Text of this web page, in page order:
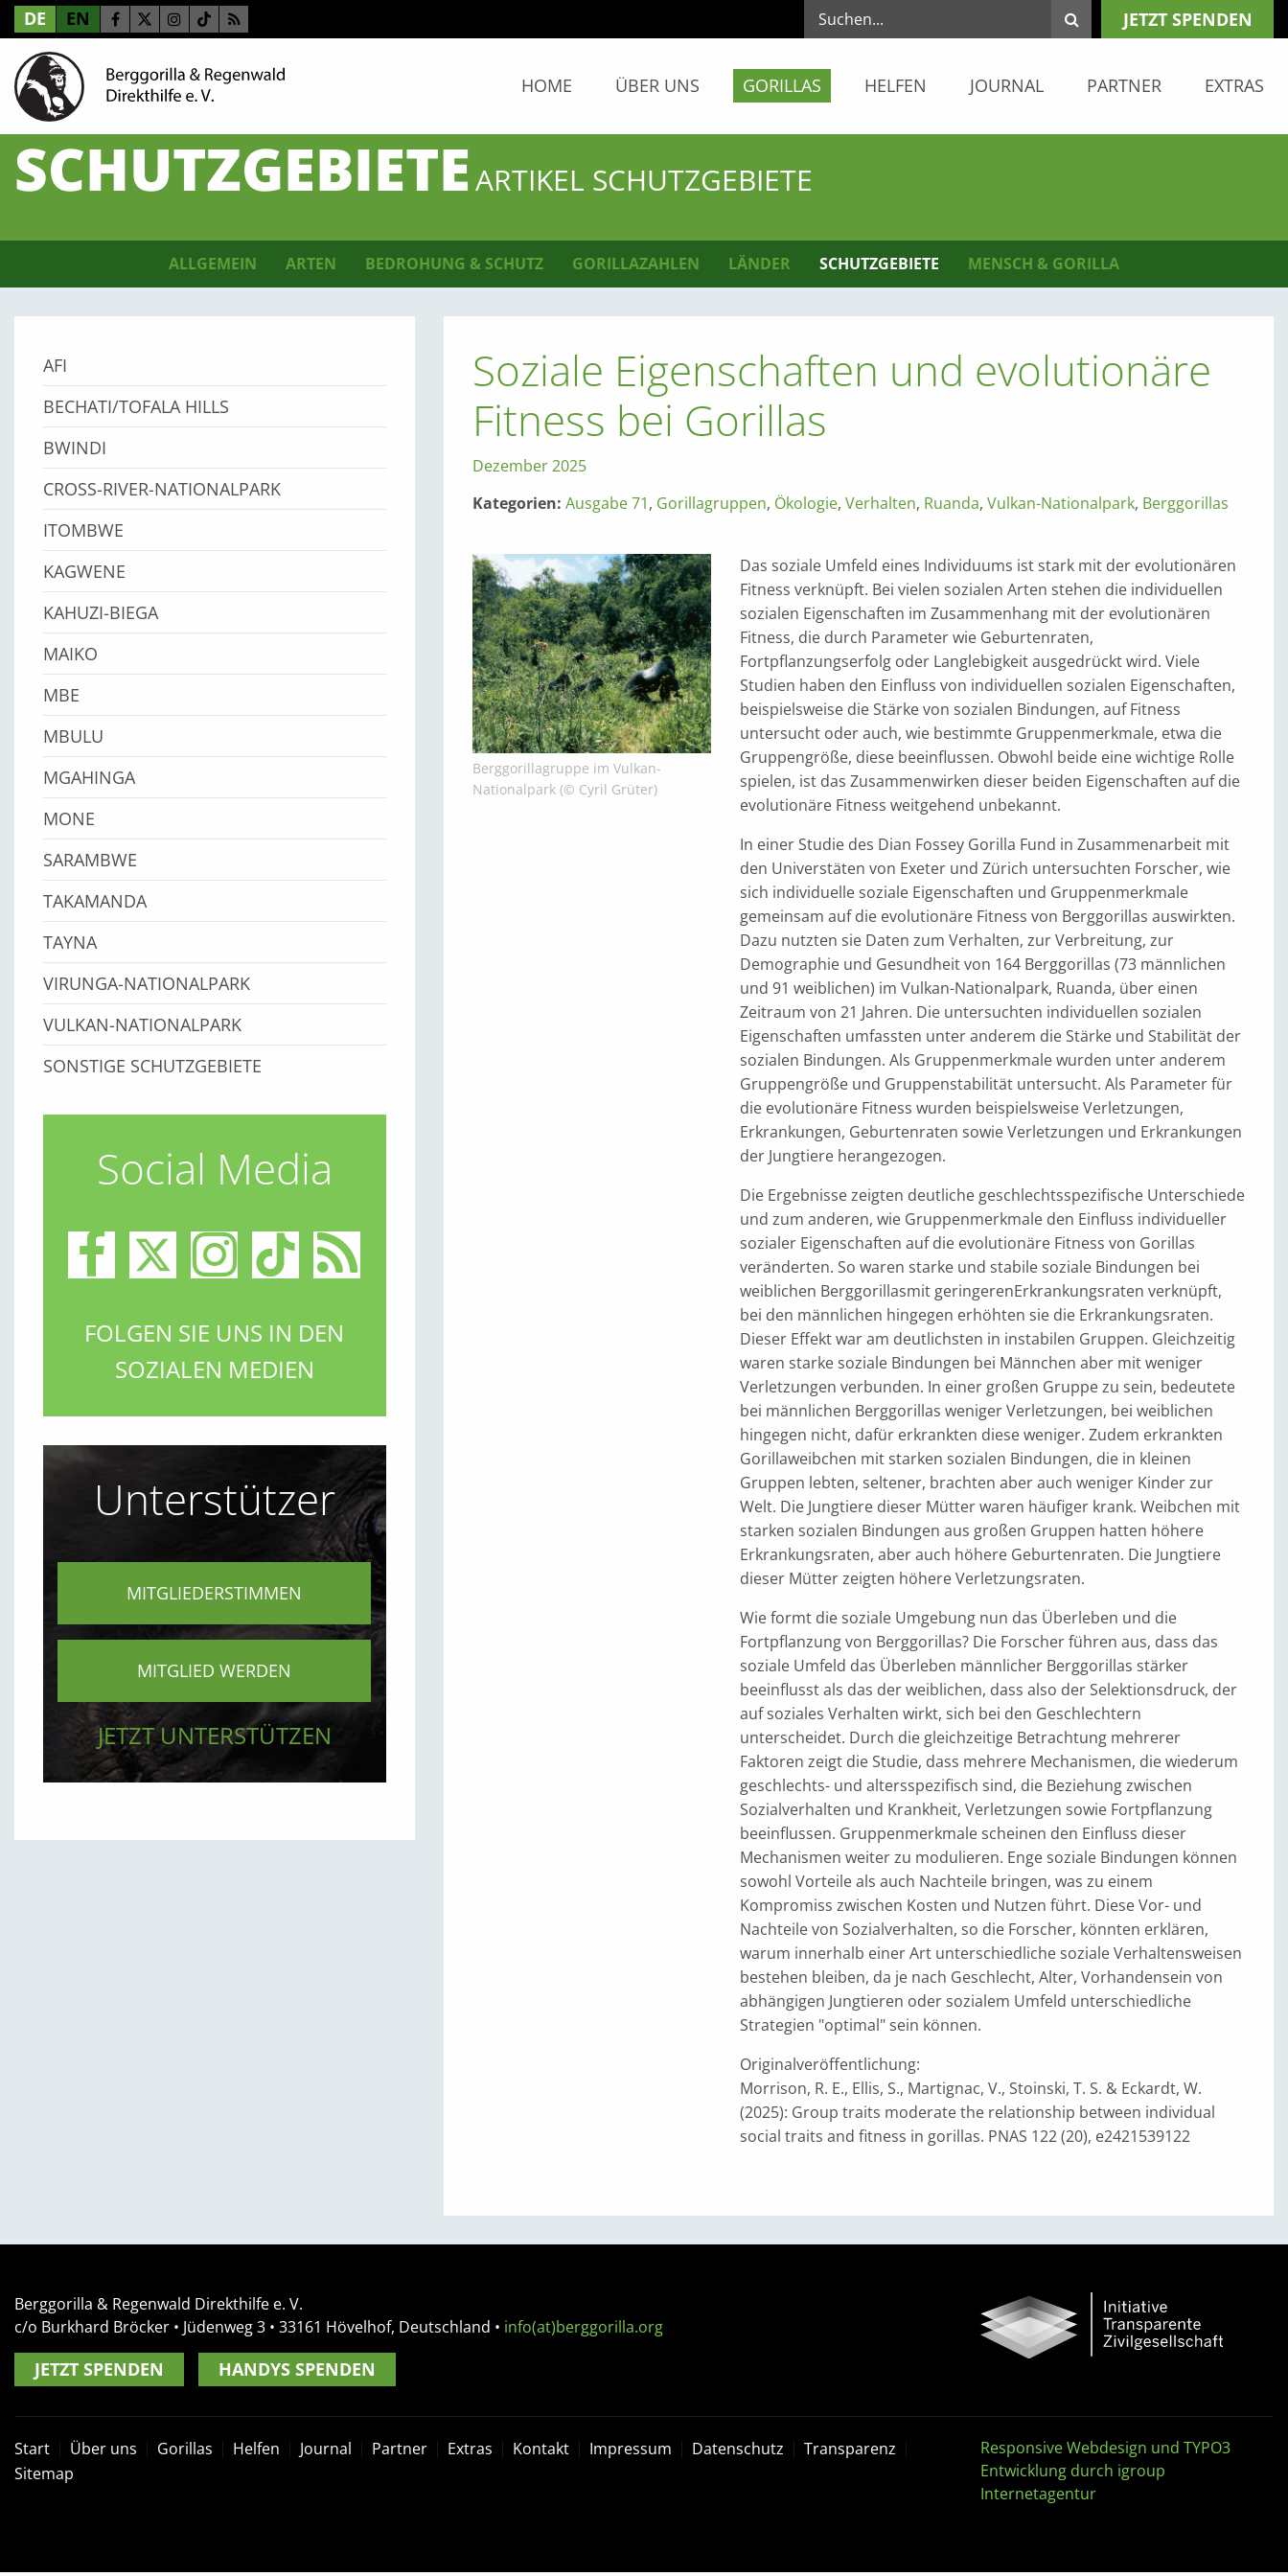
DE EN JETZT SPENDEN
HOME ÜBER UNS GORILLAS HELFEN JOURNAL PARTNER EXTRAS
SCHUTZGEBIETEARTIKEL SCHUTZGEBIETE
ALLGEMEIN ARTEN BEDROHUNG & SCHUTZ GORILLAZAHLEN LÄNDER SCHUTZGEBIETE MENSCH & GORILLA
Soziale Eigenschaften und evolutionäre
Fitness bei Gorillas
Dezember 2025
Kategorien: Ausgabe 71, Gorillagruppen, Ökologie, Verhalten, Ruanda, Vulkan-Nationalpark, Berggorillas
Berggorillagruppe im Vulkan-
Nationalpark (© Cyril Grüter)
Das soziale Umfeld eines Individuums ist stark mit der evolutionären
Fitness verknüpft. Bei vielen sozialen Arten stehen die individuellen
sozialen Eigenschaften im Zusammenhang mit der evolutionären
Fitness, die durch Parameter wie Geburtenraten,
Fortpflanzungserfolg oder Langlebigkeit ausgedrückt wird. Viele
Studien haben den Einfluss von individuellen sozialen Eigenschaften,
beispielsweise die Stärke von sozialen Bindungen, auf Fitness
untersucht oder auch, wie bestimmte Gruppenmerkmale, etwa die
Gruppengröße, diese beeinflussen. Obwohl beide eine wichtige Rolle
spielen, ist das Zusammenwirken dieser beiden Eigenschaften auf die
evolutionäre Fitness weitgehend unbekannt.
In einer Studie des Dian Fossey Gorilla Fund in Zusammenarbeit mit
den Universtäten von Exeter und Zürich untersuchten Forscher, wie
sich individuelle soziale Eigenschaften und Gruppenmerkmale
gemeinsam auf die evolutionäre Fitness von Berggorillas auswirkten.
Dazu nutzten sie Daten zum Verhalten, zur Verbreitung, zur
Demographie und Gesundheit von 164 Berggorillas (73 männlichen
und 91 weiblichen) im Vulkan-Nationalpark, Ruanda, über einen
Zeitraum von 21 Jahren. Die untersuchten individuellen sozialen
Eigenschaften umfassten unter anderem die Stärke und Stabilität der
sozialen Bindungen. Als Gruppenmerkmale wurden unter anderem
Gruppengröße und Gruppenstabilität untersucht. Als Parameter für
die evolutionäre Fitness wurden beispielsweise Verletzungen,
Erkrankungen, Geburtenraten sowie Verletzungen und Erkrankungen
der Jungtiere herangezogen.
Die Ergebnisse zeigten deutliche geschlechtsspezifische Unterschiede
und zum anderen, wie Gruppenmerkmale den Einfluss individueller
sozialer Eigenschaften auf die evolutionäre Fitness von Gorillas
veränderten. So waren starke und stabile soziale Bindungen bei
weiblichen Berggorillasmit geringerenErkrankungsraten verknüpft,
bei den männlichen hingegen erhöhten sie die Erkrankungsraten.
Dieser Effekt war am deutlichsten in instabilen Gruppen. Gleichzeitig
waren starke soziale Bindungen bei Männchen aber mit weniger
Verletzungen verbunden. In einer großen Gruppe zu sein, bedeutete
bei männlichen Berggorillas weniger Verletzungen, bei weiblichen
hingegen nicht, dafür erkrankten diese weniger. Zudem erkrankten
Gorillaweibchen mit starken sozialen Bindungen, die in kleinen
Gruppen lebten, seltener, brachten aber auch weniger Kinder zur
Welt. Die Jungtiere dieser Mütter waren häufiger krank. Weibchen mit
starken sozialen Bindungen aus großen Gruppen hatten höhere
Erkrankungsraten, aber auch höhere Geburtenraten. Die Jungtiere
dieser Mütter zeigten höhere Verletzungsraten.
Wie formt die soziale Umgebung nun das Überleben und die
Fortpflanzung von Berggorillas? Die Forscher führen aus, dass das
soziale Umfeld das Überleben männlicher Berggorillas stärker
beeinflusst als das der weiblichen, dass also der Selektionsdruck, der
auf soziales Verhalten wirkt, sich bei den Geschlechtern
unterscheidet. Durch die gleichzeitige Betrachtung mehrerer
Faktoren zeigt die Studie, dass mehrere Mechanismen, die wiederum
geschlechts- und altersspezifisch sind, die Beziehung zwischen
Sozialverhalten und Krankheit, Verletzungen sowie Fortpflanzung
beeinflussen. Gruppenmerkmale scheinen den Einfluss dieser
Mechanismen weiter zu modulieren. Enge soziale Bindungen können
sowohl Vorteile als auch Nachteile bringen, was zu einem
Kompromiss zwischen Kosten und Nutzen führt. Diese Vor- und
Nachteile von Sozialverhalten, so die Forscher, könnten erklären,
warum innerhalb einer Art unterschiedliche soziale Verhaltensweisen
bestehen bleiben, da je nach Geschlecht, Alter, Vorhandensein von
abhängigen Jungtieren oder sozialem Umfeld unterschiedliche
Strategien "optimal" sein können.
Originalveröffentlichung:
Morrison, R. E., Ellis, S., Martignac, V., Stoinski, T. S. & Eckardt, W.
(2025): Group traits moderate the relationship between individual
social traits and fitness in gorillas. PNAS 122 (20), e2421539122
AFI
BECHATI/TOFALA HILLS
BWINDI
CROSS-RIVER-NATIONALPARK
ITOMBWE
KAGWENE
KAHUZI-BIEGA
MAIKO
MBE
MBULU
MGAHINGA
MONE
SARAMBWE
TAKAMANDA
TAYNA
VIRUNGA-NATIONALPARK
VULKAN-NATIONALPARK
SONSTIGE SCHUTZGEBIETE
Social Media
FOLGEN SIE UNS IN DEN
SOZIALEN MEDIEN
Unterstützer
MITGLIEDERSTIMMEN
MITGLIED WERDEN
JETZT UNTERSTÜTZEN
Berggorilla & Regenwald Direkthilfe e. V.
c/o Burkhard Bröcker • Jüdenweg 3 • 33161 Hövelhof, Deutschland • info(at)berggorilla.org
JETZT SPENDEN HANDYS SPENDEN
Start Über uns Gorillas Helfen Journal Partner Extras Kontakt Impressum Datenschutz
Transparenz
Sitemap
Responsive Webdesign und TYPO3
Entwicklung durch igroup
Internetagentur